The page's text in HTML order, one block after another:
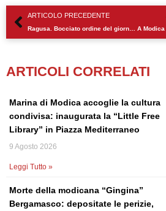
Precedente
ARTICOLO PRECEDENTE
ARTICOLI CORRELATI
Marina di Modica accoglie la cultura
condivisa: inaugurata la “Little Free
Library” in Piazza Mediterraneo
9 Agosto 2026
Leggi Tutto »
Morte della modicana “Gingina”
Bergamasco: depositate le perizie,